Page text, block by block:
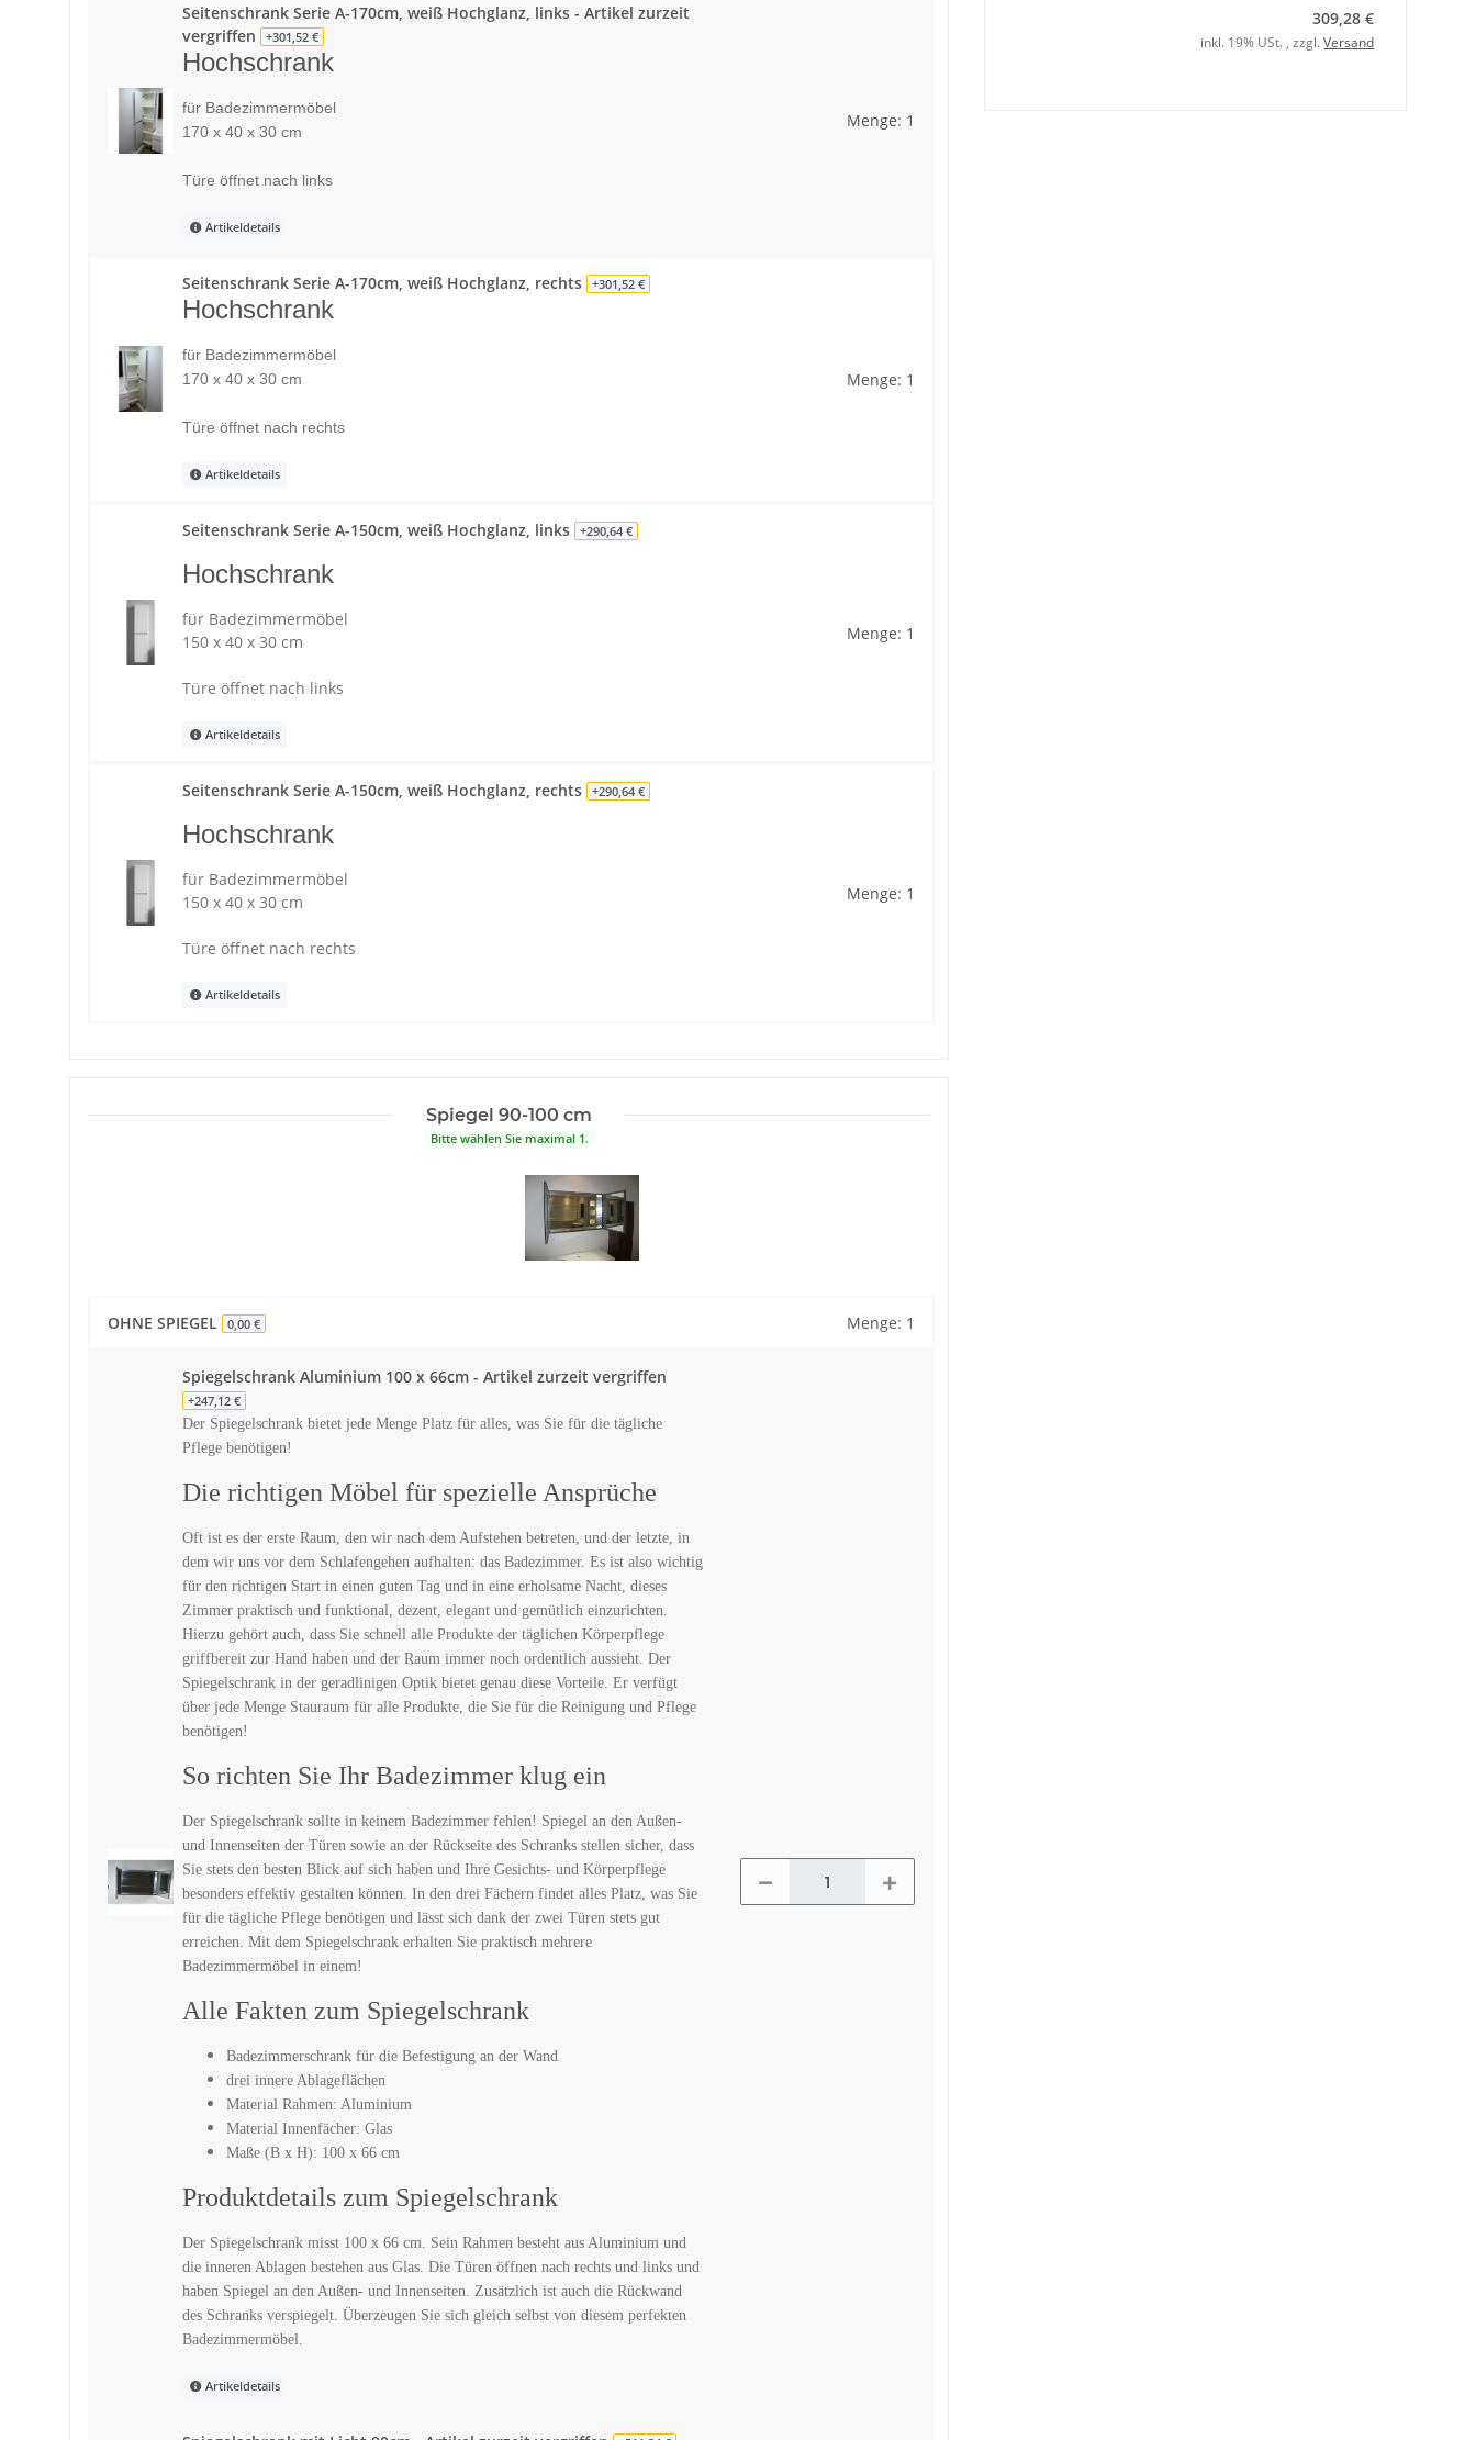
Seitenschrank Serie A-170cm, weiß Hochglanz, links - Artikel zurzeit
vergriffen
+301,52 €
Hochschrank
für Badezimmermöbel
170 x 40 x 30 cm
Türe öffnet nach links
Artikeldetails
Menge: 1
Seitenschrank Serie A-170cm, weiß Hochglanz, rechts +301,52 €
Hochschrank
für Badezimmermöbel
170 x 40 x 30 cm
Türe öffnet nach rechts
Artikeldetails
Menge: 1
Seitenschrank Serie A-150cm, weiß Hochglanz, links +290,64 €
Hochschrank
für Badezimmermöbel
150 x 40 x 30 cm
Türe öffnet nach links
Artikeldetails
Menge: 1
Seitenschrank Serie A-150cm, weiß Hochglanz, rechts +290,64 €
Hochschrank
für Badezimmermöbel
150 x 40 x 30 cm
Türe öffnet nach rechts
Artikeldetails
Menge: 1
Spiegel 90-100 cm
Bitte wählen Sie maximal 1.
OHNE SPIEGEL 0,00 € Menge: 1
Spiegelschrank Aluminium 100 x 66cm - Artikel zurzeit vergriffen
+247,12 €
Der Spiegelschrank bietet jede Menge Platz für alles, was Sie für die tägliche
Pflege benötigen!
Die richtigen Möbel für spezielle Ansprüche
Oft ist es der erste Raum, den wir nach dem Aufstehen betreten, und der letzte, in
dem wir uns vor dem Schlafengehen aufhalten: das Badezimmer. Es ist also wichtig
für den richtigen Start in einen guten Tag und in eine erholsame Nacht, dieses
Zimmer praktisch und funktional, dezent, elegant und gemütlich einzurichten.
Hierzu gehört auch, dass Sie schnell alle Produkte der täglichen Körperpflege
griffbereit zur Hand haben und der Raum immer noch ordentlich aussieht. Der
Spiegelschrank in der geradlinigen Optik bietet genau diese Vorteile. Er verfügt
über jede Menge Stauraum für alle Produkte, die Sie für die Reinigung und Pflege
benötigen!
So richten Sie Ihr Badezimmer klug ein
Der Spiegelschrank sollte in keinem Badezimmer fehlen! Spiegel an den Außen-
und Innenseiten der Türen sowie an der Rückseite des Schranks stellen sicher, dass
Sie stets den besten Blick auf sich haben und Ihre Gesichts- und Körperpflege
besonders effektiv gestalten können. In den drei Fächern findet alles Platz, was Sie
für die tägliche Pflege benötigen und lässt sich dank der zwei Türen stets gut
erreichen. Mit dem Spiegelschrank erhalten Sie praktisch mehrere
Badezimmermöbel in einem!
Alle Fakten zum Spiegelschrank
Badezimmerschrank für die Befestigung an der Wand
drei innere Ablageflächen
Material Rahmen: Aluminium
Material Innenfächer: Glas
Maße (B x H): 100 x 66 cm
Produktdetails zum Spiegelschrank
Der Spiegelschrank misst 100 x 66 cm. Sein Rahmen besteht aus Aluminium und
die inneren Ablagen bestehen aus Glas. Die Türen öffnen nach rechts und links und
haben Spiegel an den Außen- und Innenseiten. Zusätzlich ist auch die Rückwand
des Schranks verspiegelt. Überzeugen Sie sich gleich selbst von diesem perfekten
Badezimmermöbel.
Artikeldetails
309,28 €
inkl. 19% USt. , zzgl.Versand